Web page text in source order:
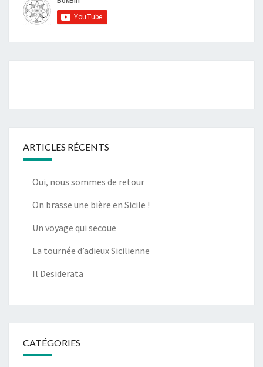
ARTICLES RÉCENTS
Oui, nous sommes de retour
On brasse une bière en Sicile !
Un voyage qui secoue
La tournée d’adieux Sicilienne
Il Desiderata
CATÉGORIES